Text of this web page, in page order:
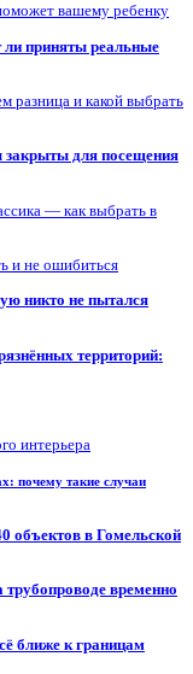
вашему ребенку
ли приняты реальные
разница и какой выбрать
для посещения
— как выбрать в
и не ошибиться
никто не пытался
территорий:
интерьера
почему такие случаи
объектов в Гомельской
временно
ближе к границам